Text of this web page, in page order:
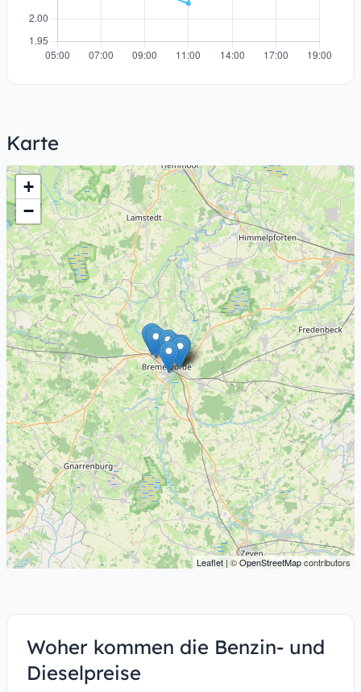
Karte
+
−
Leaflet | ©OpenStreetMapcontributors
Woher kommen die Benzin- und
Dieselpreise